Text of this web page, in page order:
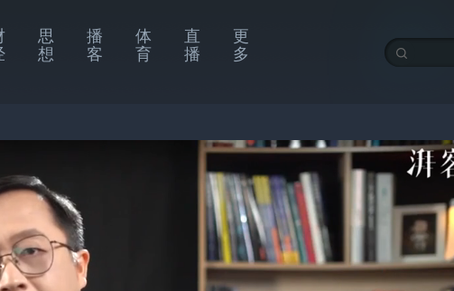
思
想
播
客
体
育
直
播
更
多